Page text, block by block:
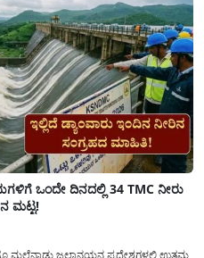
ಒಂದೇ ದಿನದಲ್ಲಿ 34 TMC ನೀರು
ಮಟ್ಟ!
ಮಲೆನಾಡು ಜಲಾನಯನ ಪ್ರದೇಶಗಳಲ್ಲಿ ಉತ್ತಮ